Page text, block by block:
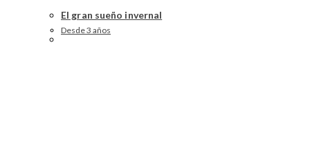
El gran sueño invernal
Desde 3 años